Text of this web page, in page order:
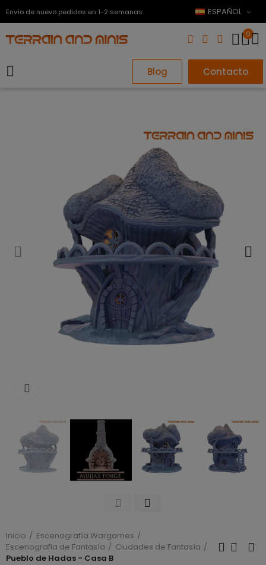
Envío de nuevo pedidos en 1-2 semanas. ESPAÑOL
0
Blog Contacto
Inicio
Escenografía Wargames
Escenografia de Fantasía
Ciudades de Fantasía
Pueblo de Hadas - Casa B